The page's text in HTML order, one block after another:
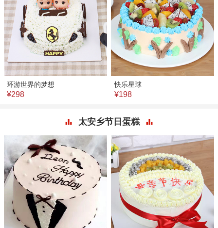
环游世界的梦想
¥298
快乐星球
¥198
太安乡节日蛋糕